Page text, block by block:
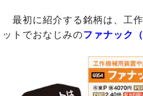
最初に紹介する銘柄は、工
ットでおなじみのファナック